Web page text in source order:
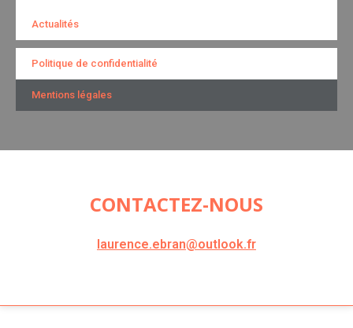
Actualités
Politique de confidentialité
Mentions légales
CONTACTEZ-NOUS
laurence.ebran@outlook.fr